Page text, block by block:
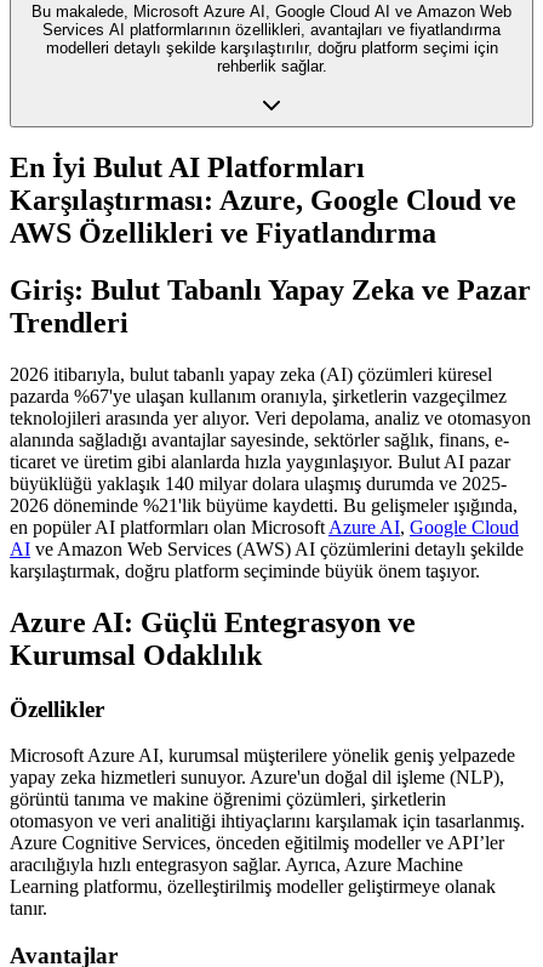
Bu makalede, Microsoft Azure AI, Google Cloud AI ve Amazon Web
Services AI platformlarının özellikleri, avantajları ve fiyatlandırma
modelleri detaylı şekilde karşılaştırılır, doğru platform seçimi için
rehberlik sağlar.
En İyi Bulut AI Platformları
Karşılaştırması: Azure, Google Cloud ve
AWS Özellikleri ve Fiyatlandırma
Giriş: Bulut Tabanlı Yapay Zeka ve Pazar
Trendleri
2026 itibarıyla, bulut tabanlı yapay zeka (AI) çözümleri küresel
pazarda %67'ye ulaşan kullanım oranıyla, şirketlerin vazgeçilmez
teknolojileri arasında yer alıyor. Veri depolama, analiz ve otomasyon
alanında sağladığı avantajlar sayesinde, sektörler sağlık, finans, e-
ticaret ve üretim gibi alanlarda hızla yaygınlaşıyor. Bulut AI pazar
büyüklüğü yaklaşık 140 milyar dolara ulaşmış durumda ve 2025-
2026 döneminde %21'lik büyüme kaydetti. Bu gelişmeler ışığında,
en popüler AI platformları olan Microsoft Azure AI, Google Cloud
AI ve Amazon Web Services (AWS) AI çözümlerini detaylı şekilde
karşılaştırmak, doğru platform seçiminde büyük önem taşıyor.
Azure AI: Güçlü Entegrasyon ve
Kurumsal Odaklılık
Özellikler
Microsoft Azure AI, kurumsal müşterilere yönelik geniş yelpazede
yapay zeka hizmetleri sunuyor. Azure'un doğal dil işleme (NLP),
görüntü tanıma ve makine öğrenimi çözümleri, şirketlerin
otomasyon ve veri analitiği ihtiyaçlarını karşılamak için tasarlanmış.
Azure Cognitive Services, önceden eğitilmiş modeller ve API’ler
aracılığıyla hızlı entegrasyon sağlar. Ayrıca, Azure Machine
Learning platformu, özelleştirilmiş modeller geliştirmeye olanak
tanır.
Avantajlar